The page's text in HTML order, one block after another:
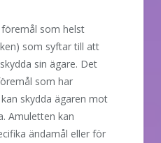
som helst
som syftar till att
sin ägare. Det
som har
skydda ägaren mot
Amuletten kan
ändamål eller för